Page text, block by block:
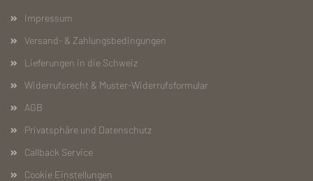
Impressum
Versand- & Zahlungsbedingungen
Lieferungen in die Schweiz
Widerrufsrecht & Muster-Widerrufsformular
AGB
Privatsphäre und Datenschutz
Callback Service
Cookie Einstellungen